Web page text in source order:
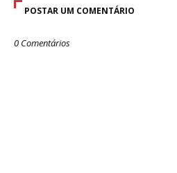
POSTAR UM COMENTÁRIO
0 Comentários